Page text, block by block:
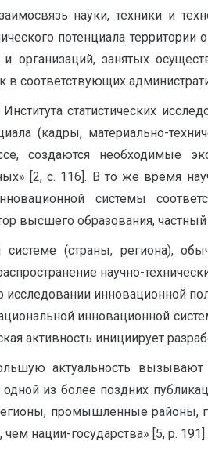
науки, техники и
потенциала
организаций, занятых
в соответствующих
статистических
(кадры, материально-
создаются необходимые
[2, с. 116]. В то же время
системы
высшего образования,
системе (страны, региона),
научно-
инновационной
инновационной
активность инициирует
актуальность вызывают
из более поздних
промышленные районы,
нации-государства» [5, р. 191].